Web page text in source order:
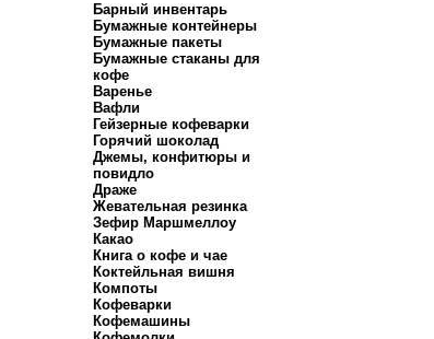
Барный инвентарь
Бумажные контейнеры
Бумажные пакеты
Бумажные стаканы для
кофе
Варенье
Вафли
Гейзерные кофеварки
Горячий шоколад
Джемы, конфитюры и
повидло
Драже
Жевательная резинка
Зефир Маршмеллоу
Какао
Книга о кофе и чае
Коктейльная вишня
Компоты
Кофеварки
Кофемашины